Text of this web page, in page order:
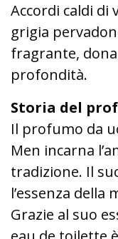
Accordi caldi di
grigia
fragrante,
profondità.
Storia del
Il profumo da
Men incarna
tradizione. Il
l’essenza della
Grazie al suo